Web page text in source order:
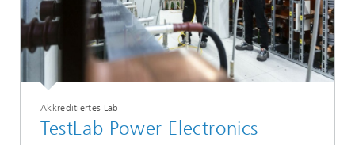
Akkreditiertes Lab
TestLab Power Electronics